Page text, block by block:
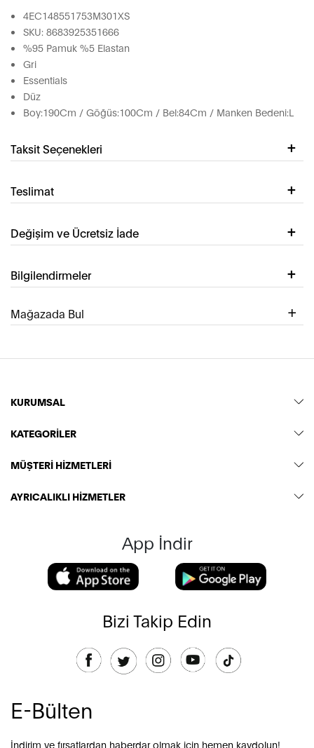
4EC148551753M301XS
SKU: 8683925351666
%95 Pamuk %5 Elastan
Gri
Essentials
Düz
Boy:190Cm / Göğüs:100Cm / Bel:84Cm / Manken Bedeni:L
Taksit Seçenekleri
Teslimat
Değişim ve Ücretsiz İade
Bilgilendirmeler
Mağazada Bul
KURUMSAL
KATEGORİLER
MÜŞTERİ HİZMETLERİ
AYRICALIKLI HİZMETLER
App İndir
Bizi Takip Edin
E-Bülten
İndirim ve fırsatlardan haberdar olmak için hemen kaydolun!